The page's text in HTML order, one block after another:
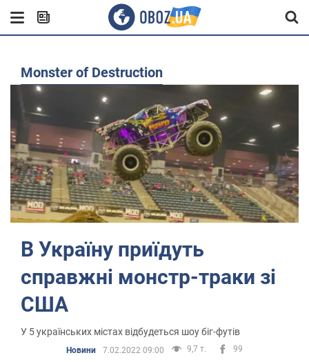
Monster of Destruction
В Україну приїдуть
справжні монстр-траки зі
США
У 5 українських містах відбудеться шоу біг-футів
Новини 7.02.2022 09:00 9,7 т. 99